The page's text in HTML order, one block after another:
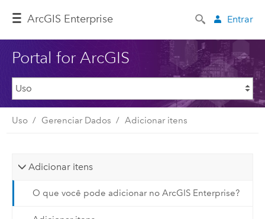
ArcGIS Enterprise Entrar
Portal for ArcGIS
Uso Gerenciar Dados Adicionar itens
Adicionar itens
O que você pode adicionar no ArcGIS Enterprise?